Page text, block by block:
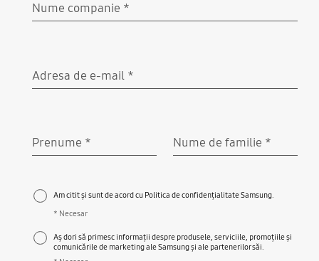
Nume companie *
Adresa de e-mail *
Prenume * Nume de familie *
Am citit și sunt de acord cu Politica de confidențialitate Samsung.
* Necesar
Aș dori să primesc informații despre produsele, serviciile, promoțiile și
comunicările de marketing ale Samsung și ale partenerilor săi.